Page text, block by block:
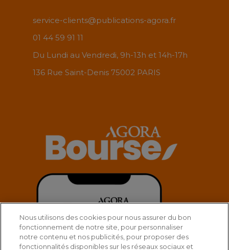
service-clients@publications-agora.fr
01 44 59 91 11
Du Lundi au Vendredi, 9h-13h et 14h-17h
136 Rue Saint-Denis 75002 PARIS
Nous utilisons des cookies pour nous assurer du bon
fonctionnement de notre site, pour personnaliser
notre contenu et nos publicités, pour proposer des
fonctionnalités disponibles sur les réseaux sociaux et